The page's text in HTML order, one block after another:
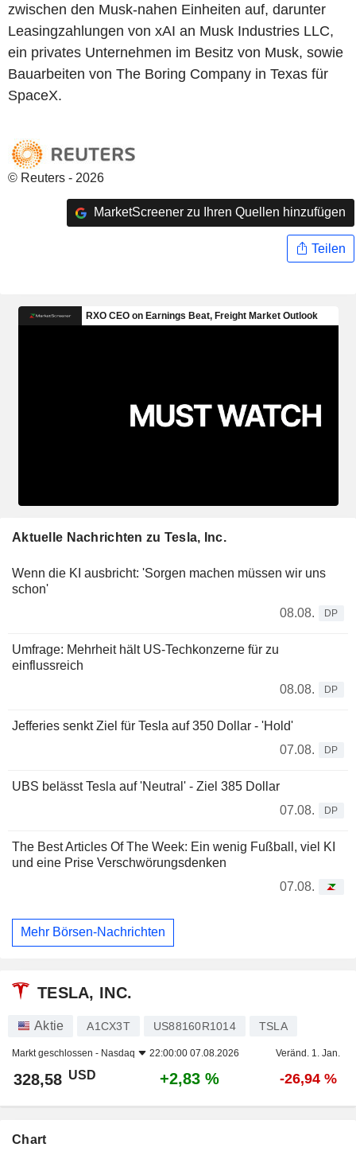
zwischen den Musk-nahen Einheiten auf, darunter
Leasingzahlungen von xAI an Musk Industries LLC,
ein privates Unternehmen im Besitz von Musk, sowie
Bauarbeiten von The Boring Company in Texas für
SpaceX.
© Reuters - 2026
MarketScreener zu Ihren Quellen hinzufügen
Teilen
Aktuelle Nachrichten zu Tesla, Inc.
Wenn die KI ausbricht: 'Sorgen machen müssen wir uns
schon'
08.08.
DP
Umfrage: Mehrheit hält US-Techkonzerne für zu
einflussreich
08.08.
DP
Jefferies senkt Ziel für Tesla auf 350 Dollar - 'Hold'
07.08.
DP
UBS belässt Tesla auf 'Neutral' - Ziel 385 Dollar
07.08.
DP
The Best Articles Of The Week: Ein wenig Fußball, viel KI
und eine Prise Verschwörungsdenken
07.08.
Mehr Börsen-Nachrichten
TESLA, INC.
Aktie A1CX3T US88160R1014 TSLA
Markt geschlossen - Nasdaq 22:00:00 07.08.2026 Veränd. 1. Jan.
328,58 USD +2,83 % -26,94 %
Chart